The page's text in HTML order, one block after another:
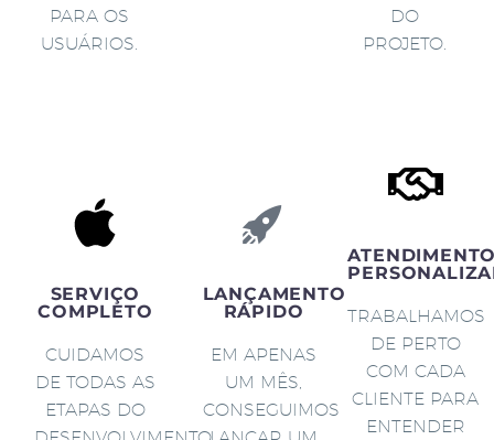
PARA OS
USUÁRIOS.
DO
PROJETO.
SERVIÇO
COMPLETO
CUIDAMOS
DE TODAS AS
ETAPAS DO
LANÇAMENTO
RÁPIDO
EM APENAS
UM MÊS,
CONSEGUIMOS
TRABALHAMOS
DE PERTO
COM CADA
CLIENTE PARA
ENTENDER